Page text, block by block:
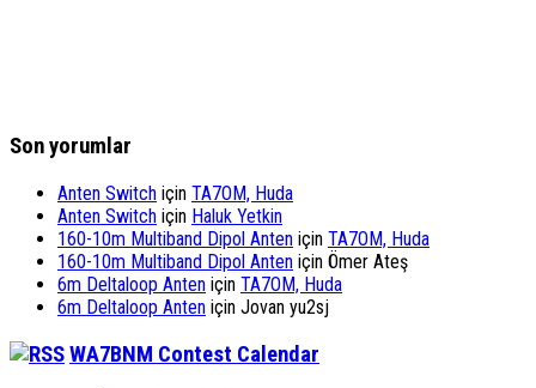
Son yorumlar
Anten Switch için TA7OM, Huda
Anten Switch için Haluk Yetkin
160-10m Multiband Dipol Anten için TA7OM, Huda
160-10m Multiband Dipol Anten için Ömer Ateş
6m Deltaloop Anten için TA7OM, Huda
6m Deltaloop Anten için Jovan yu2sj
WA7BNM Contest Calendar